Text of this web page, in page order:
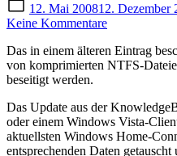
on
12. Mai 200812. Dezember
Keine Kommentarezu
für
den
Server
Das in einem älteren Eintrag
von komprimierten NTFS-
beseitigt werden.
Das Update aus der
oder einem Windows Vista-
aktuellsten Windows Home-
entsprechenden Daten